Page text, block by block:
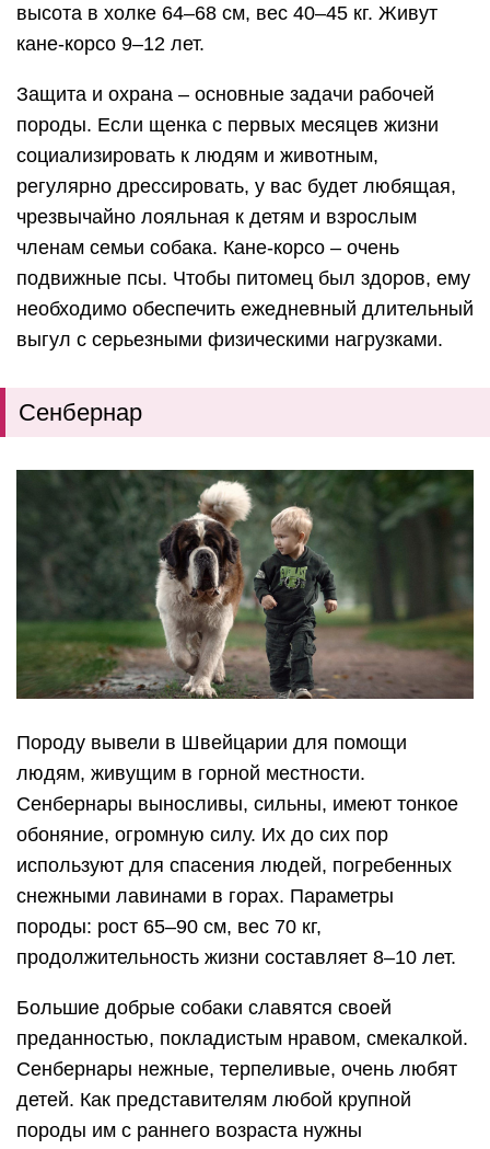
высота в холке 64–68 см, вес 40–45 кг. Живут
кане-корсо 9–12 лет.
Защита и охрана – основные задачи рабочей
породы. Если щенка с первых месяцев жизни
социализировать к людям и животным,
регулярно дрессировать, у вас будет любящая,
чрезвычайно лояльная к детям и взрослым
членам семьи собака. Кане-корсо – очень
подвижные псы. Чтобы питомец был здоров, ему
необходимо обеспечить ежедневный длительный
выгул с серьезными физическими нагрузками.
Сенбернар
Породу вывели в Швейцарии для помощи
людям, живущим в горной местности.
Сенбернары выносливы, сильны, имеют тонкое
обоняние, огромную силу. Их до сих пор
используют для спасения людей, погребенных
снежными лавинами в горах. Параметры
породы: рост 65–90 см, вес 70 кг,
продолжительность жизни составляет 8–10 лет.
Большие добрые собаки славятся своей
преданностью, покладистым нравом, смекалкой.
Сенбернары нежные, терпеливые, очень любят
детей. Как представителям любой крупной
породы им с раннего возраста нужны